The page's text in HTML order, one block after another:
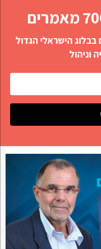
הישראלי הגדול
וניהול